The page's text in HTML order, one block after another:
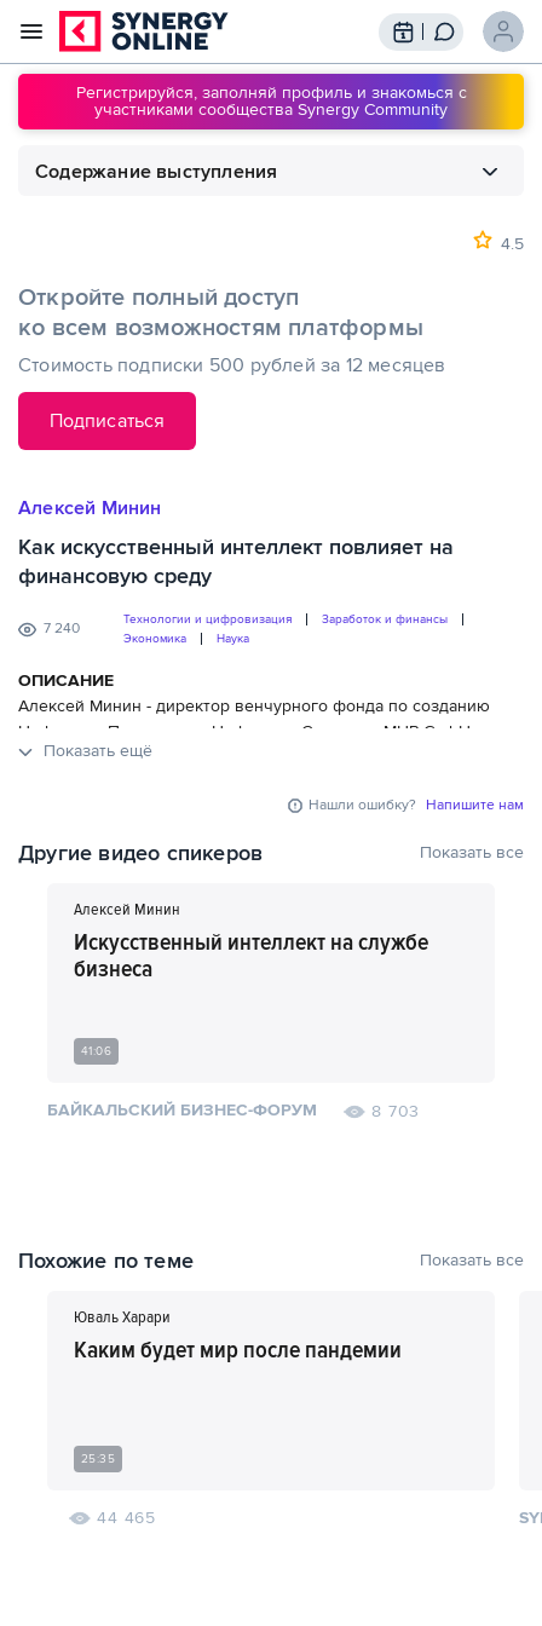
Регистрируйся, заполняй профиль и знакомься с
участниками сообщества Synergy Community
Трансляции
Вебинары
Обучение
Знания
Сообщество
Подписки
Содержание выступления
Алексей Минин
Как искусственный интеллект повлияет на
финансовую среду
7 240 Технологии и цифровизация
Заработок и финансы
Экономика
Наука
ОПИСАНИЕ
Алексей Минин - директор венчурного фонда по созданию
Цифровых Продуктов и Цифровых Сервисов MHP GmbH
(Porsche AG). Спикер в своем выступлении рассказывает о том,
и все то, что находится за его пределами. В конце своего
- Как работает цифровая экономика
- Как работает кибер-физическая экономика
- Как работает промышленная экономика
Показать ещё
4.5
Откройте полный доступ
ко всем возможностям платформы
Стоимость подписки 500 рублей за 12 месяцев
Подписаться
Нашли ошибку? Напишите нам
Другие видео спикеров Показать все
Алексей Минин
Искусственный интеллект на службе
бизнеса
41:06
БАЙКАЛЬСКИЙ БИЗНЕС-ФОРУМ 8 703
Похожие по теме Показать все
Юваль Харари
Каким будет мир после пандемии
25:35
44 465